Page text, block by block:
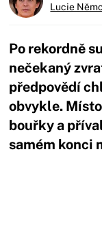
Lucie
Po rekordně
nečekaný
předpovědí
obvykle.
bouřky a
samém konci